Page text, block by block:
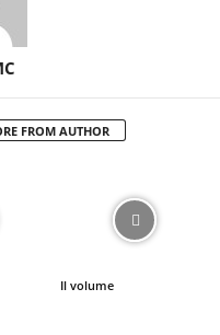
FROM AUTHOR
Il volume